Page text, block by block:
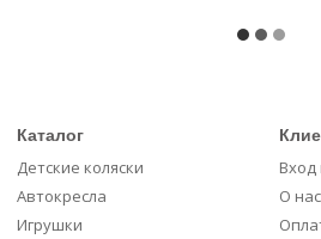
Каталог
Детские коляски
Автокресла
Игрушки
О нас